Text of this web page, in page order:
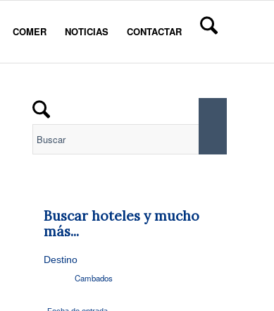
COMER NOTICIAS CONTACTAR
Buscar hoteles y mucho
más...
Destino